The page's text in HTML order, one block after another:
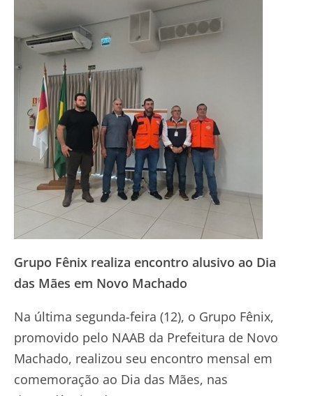
Grupo Fênix realiza encontro alusivo ao Dia
das Mães em Novo Machado
Na última segunda-feira (12), o Grupo Fênix,
promovido pelo NAAB da Prefeitura de Novo
Machado, realizou seu encontro mensal em
comemoração ao Dia das Mães, nas